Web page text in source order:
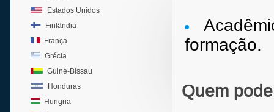
Estados Unidos
Finlândia
França
Grécia
Guiné-Bissau
Honduras
Hungria
formação.
Quem